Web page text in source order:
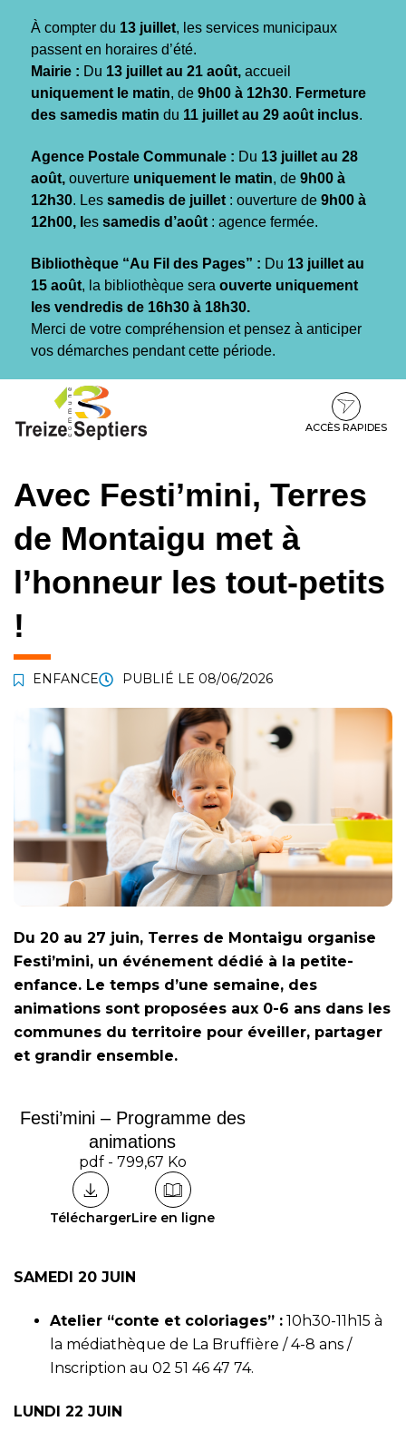
À compter du 13 juillet, les services municipaux
passent en horaires d’été.
Mairie : Du 13 juillet au 21 août, accueil
uniquement le matin, de 9h00 à 12h30. Fermeture
des samedis matin du 11 juillet au 29 août inclus.
Agence Postale Communale : Du 13 juillet au 28
août, ouverture uniquement le matin, de 9h00 à
12h30. Les samedis de juillet : ouverture de 9h00 à
12h00, l es samedis d’août : agence fermée.
Bibliothèque “Au Fil des Pages” : Du 13 juillet au
15 août, la bibliothèque sera ouverte uniquement
les vendredis de 16h30 à 18h30.
Merci de votre compréhension et pensez à anticiper
vos démarches pendant cette période.
contenu
pied
ACCÈS RAPIDES
Avec Festi’mini, Terres
de Montaigu met à
l’honneur les tout-petits
!
ENFANCE PUBLIÉ LE 08/06/2026
Du 20 au 27 juin, Terres de Montaigu organise
Festi’mini, un événement dédié à la petite-
enfance. Le temps d’une semaine, des
animations sont proposées aux 0-6 ans dans les
communes du territoire pour éveiller, partager
et grandir ensemble.
Festi’mini – Programme des
animations
pdf - 799,67 Ko
TéléchargerLire en ligne
SAMEDI 20 JUIN
Atelier “conte et coloriages” : 10h30-11h15 à
la médiathèque de La Bruffière / 4-8 ans /
Inscription au 02 51 46 47 74.
LUNDI 22 JUIN